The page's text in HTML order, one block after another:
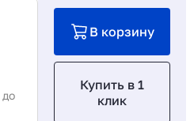
до
В корзину
Купить в 1
клик